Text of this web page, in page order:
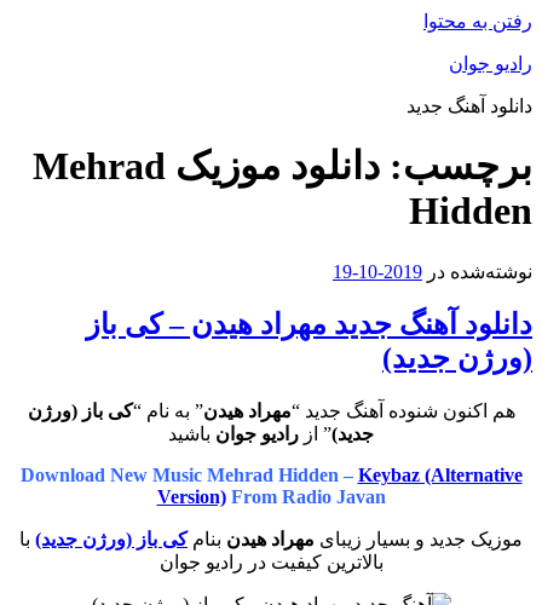
رفتن به محتوا
رادیو جوان
دانلود آهنگ جدید
برچسب:
دانلود موزیک Mehrad
Hidden
نوشته‌شده در 2019-10-19
دانلود آهنگ جدید مهراد هیدن – کی باز
(ورژن جدید)
هم اکنون شنوده آهنگ جدید “مهراد هیدن” به نام “کی باز (ورژن
جدید)” از رادیو جوان باشید
Download New Music Mehrad Hidden – Keybaz (Alternative
Version)From Radio Javan
موزیک جدید و بسیار زیبای مهراد هیدن بنامکی باز (ورژن جدید) با
بالاترین کیفیت در رادیو جوان